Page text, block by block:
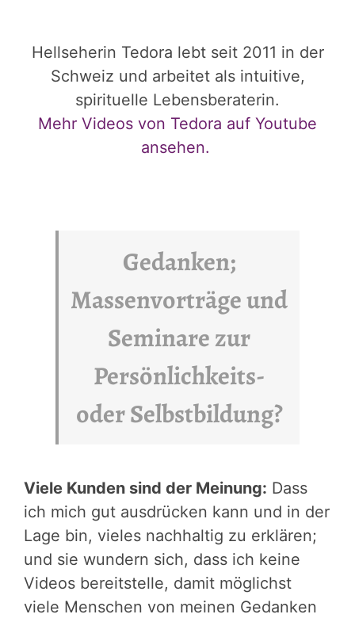
Hellseherin Tedora lebt seit 2011 in der
Schweiz und arbeitet als intuitive,
spirituelle Lebensberaterin.
Mehr Videos von Tedora auf Youtube
ansehen.
Gedanken;
Massenvorträge und
Seminare zur
Persönlichkeits-
oder Selbstbildung?
Viele Kunden sind der Meinung: Dass
ich mich gut ausdrücken kann und in der
Lage bin, vieles nachhaltig zu erklären;
und sie wundern sich, dass ich keine
Videos bereitstelle, damit möglichst
viele Menschen von meinen Gedanken